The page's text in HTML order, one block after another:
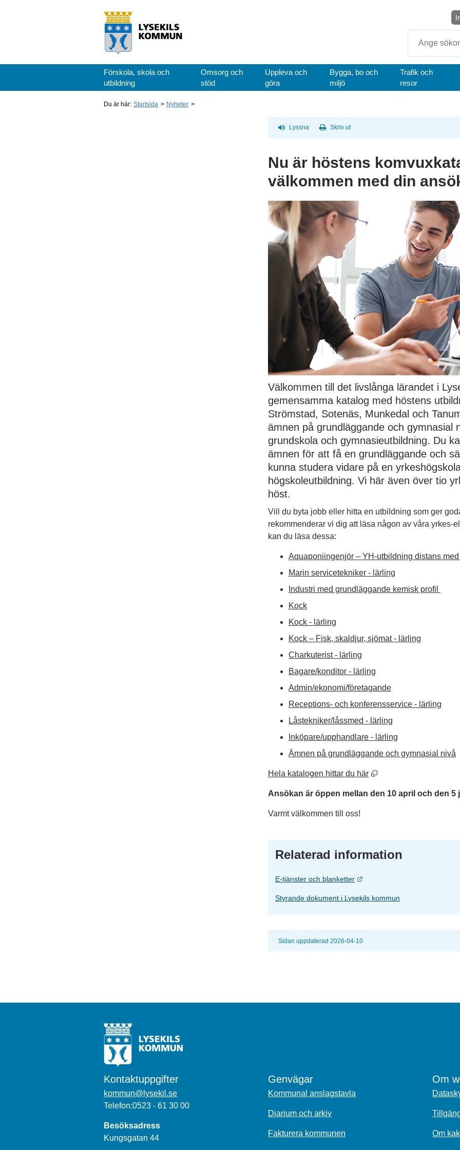
Förskola, skola och
utbildning
Omsorg och
stöd
Uppleva och
göra
Bygga, bo och
miljö
Trafik och
resor
Du är här: Startsida Nyheter
Lyssna Skriv ut
Nu är höstens
välkommen med din
Välkommen till det livslånga lärandet i
gemensamma katalog med höstens
Strömstad, Sotenäs, Munkedal och
ämnen på grundläggande och gymnasial
grundskola och gymnasieutbildning. Du
ämnen för att få en grundläggande och
kunna studera vidare på en
högskoleutbildning. Vi här även över tio
höst.
Vill du byta jobb eller hitta en utbildning som ger
rekommenderar vi dig att läsa någon av våra yrkes-
kan du läsa dessa:
Aquaponiingenjör – YH-utbildning distans med
Marin servicetekniker - lärling
Industri med grundläggande kemisk profil
Kock
Kock - lärling
Kock – Fisk, skaldjur, sjömat - lärling
Charkuterist - lärling
Bagare/konditor - lärling
Admin/ekonomi/företagande
Receptions- och konferensservice - lärling
Låstekniker/låssmed - lärling
Inköpare/upphandlare - lärling
Ämnen på grundläggande och gymnasial nivå
Hela katalogen hittar du här
Ansökan är öppen mellan den 10 april och den 5
Varmt välkommen till oss!
Relaterad information
E-tjänster och blanketter Länk till annan webbplats.
Styrande dokument i Lysekils kommun
Sidan uppdaterad 2026-04-10
Kontaktuppgifter
kommun@lysekil.se
Telefon:0523 - 61 30 00
Besöksadress
Kungsgatan 44
Genvägar
Kommunal anslagstavla
Diarium och arkiv
Fakturera kommunen
Om
Om